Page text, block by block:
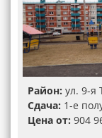
Район: ул. 9-я
Сдача: 1-е
Цена от: 904